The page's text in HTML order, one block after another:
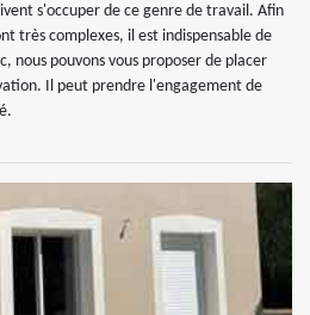
s'occuper de ce genre de travail. Afin
très complexes, il est indispensable de
nous pouvons vous proposer de placer
Il peut prendre l'engagement de